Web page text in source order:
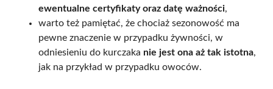
ewentualne certyfikaty oraz datę ważności,
warto też pamiętać, że chociaż sezonowość ma
pewne znaczenie w przypadku żywności, w
odniesieniu do kurczaka nie jest ona aż tak istotna,
jak na przykład w przypadku owoców.